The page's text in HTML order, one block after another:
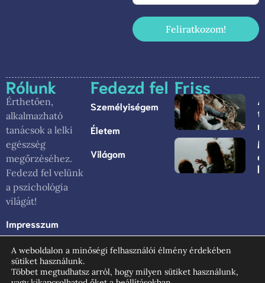
Feliratkozom!
Rólunk
Érthetően,
alkalmazható
tanácsok a lelki
egészség
megőrzéséhez.
Fedezd fel velünk
a pszichológia
világát!
Impresszum
Általános
Szerződési
Feltételek
Fedezd fel
Személyiségem
Életem
Világom
Friss
A
A weboldalon a minőségi felhasználói élmény érdekében
sütiket használunk.
Többet megtudhatsz arról, hogy milyen sütiket használunk,